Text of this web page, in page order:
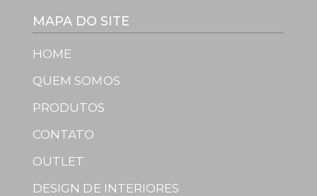
MAPA DO SITE
HOME
QUEM SOMOS
PRODUTOS
CONTATO
OUTLET
DESIGN DE INTERIORES